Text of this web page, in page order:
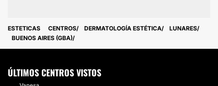
ESTETICAS CENTROS DERMATOLOGÍA ESTÉTICA
LUNARES
BUENOS AIRES (GBA)
ÚLTIMOS CENTROS VISTOS